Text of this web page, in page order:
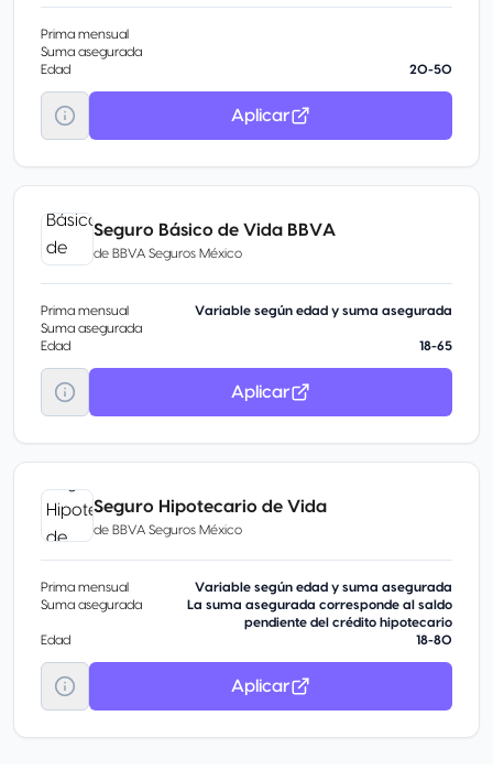
Prima mensual
Suma asegurada
Edad
20-50
Aplicar
Seguro Básico de Vida BBVA
de BBVA Seguros México
Prima mensual
Variable según edad y suma asegurada
Suma asegurada
Edad
18-65
Aplicar
Seguro Hipotecario de Vida
de BBVA Seguros México
Prima mensual
Variable según edad y suma asegurada
Suma asegurada
La suma asegurada corresponde al saldo
pendiente del crédito hipotecario
Edad
18-80
Aplicar